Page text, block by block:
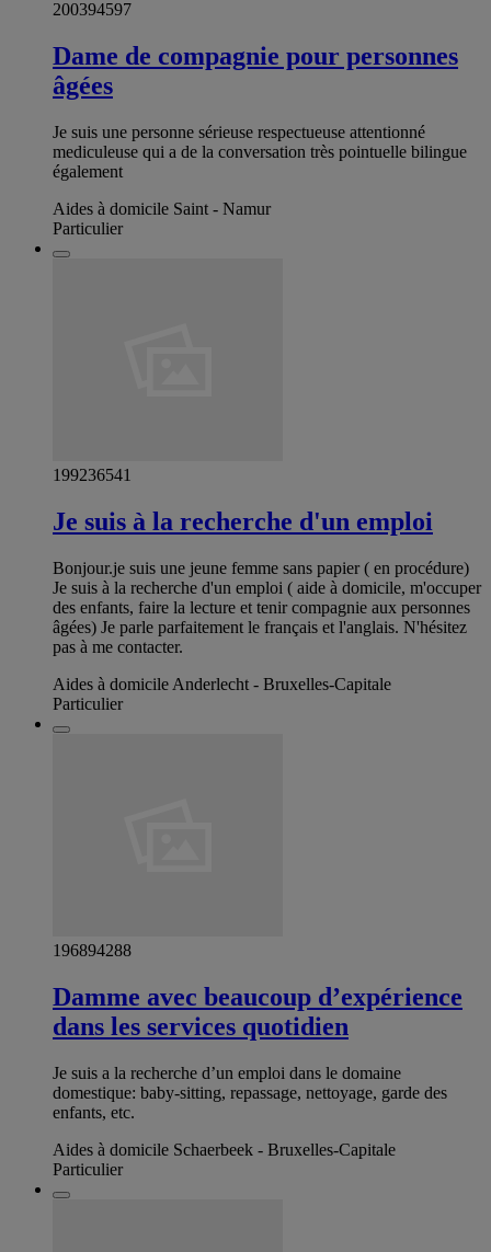
200394597
Dame de compagnie pour personnes
âgées
Je suis une personne sérieuse respectueuse attentionné
mediculeuse qui a de la conversation très pointuelle bilingue
également
Aides à domicile Saint - Namur
Particulier
199236541
Je suis à la recherche d'un emploi
Bonjour.je suis une jeune femme sans papier ( en procédure)
Je suis à la recherche d'un emploi ( aide à domicile, m'occuper
des enfants, faire la lecture et tenir compagnie aux personnes
âgées) Je parle parfaitement le français et l'anglais. N'hésitez
pas à me contacter.
Aides à domicile Anderlecht - Bruxelles-Capitale
Particulier
196894288
Damme avec beaucoup d’expérience
dans les services quotidien
Je suis a la recherche d’un emploi dans le domaine
domestique: baby-sitting, repassage, nettoyage, garde des
enfants, etc.
Aides à domicile Schaerbeek - Bruxelles-Capitale
Particulier